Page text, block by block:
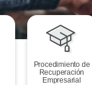
Procedimiento de
Recuperación
Empresarial